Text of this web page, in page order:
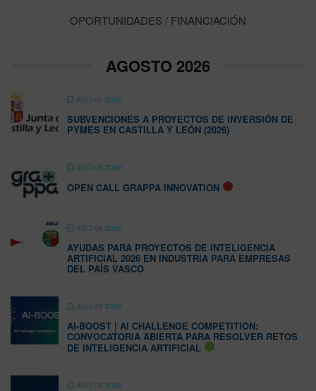
OPORTUNIDADES / FINANCIACIÓN
AGOSTO 2026
AGO 06 2026
SUBVENCIONES A PROYECTOS DE INVERSIÓN DE
PYMES EN CASTILLA Y LEÓN (2026)
AGO 06 2026
OPEN CALL GRAPPA INNOVATION
AGO 06 2026
AYUDAS PARA PROYECTOS DE INTELIGENCIA
ARTIFICIAL 2026 EN INDUSTRIA PARA EMPRESAS
DEL PAÍS VASCO
AGO 06 2026
AI-BOOST | AI CHALLENGE COMPETITION:
CONVOCATORIA ABIERTA PARA RESOLVER RETOS
DE INTELIGENCIA ARTIFICIAL
AGO 06 2026